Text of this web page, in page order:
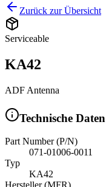
Zurück zur Übersicht
Serviceable
KA42
ADF Antenna
Technische Daten
Part Number (P/N)
071-01006-0011
Typ
KA42